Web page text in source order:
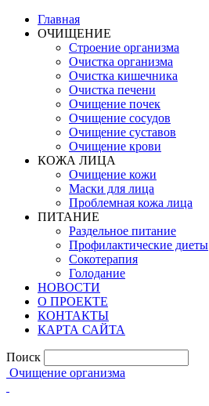
Главная
ОЧИЩЕНИЕ
Строение организма
Очистка организма
Очистка кишечника
Очистка печени
Очищение почек
Очищение сосудов
Очищение суставов
Очищение крови
КОЖА ЛИЦА
Очищение кожи
Маски для лица
Проблемная кожа лица
ПИТАНИЕ
Раздельное питание
Профилактические диеты
Сокотерапия
Голодание
НОВОСТИ
О ПРОЕКТЕ
КОНТАКТЫ
КАРТА САЙТА
Поиск
Очищение организма